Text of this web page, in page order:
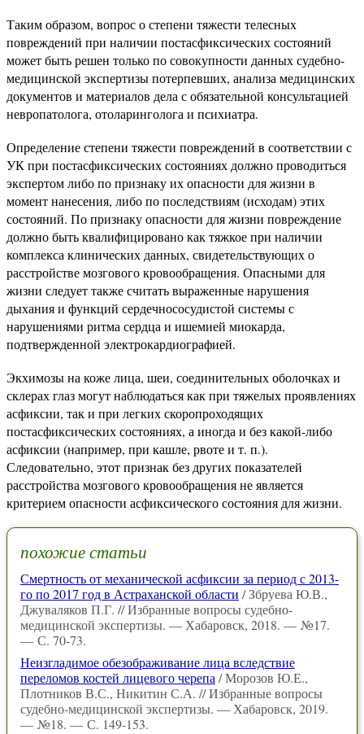
Таким образом, вопрос о степени тяжести телесных
повреждений при наличии постасфиксических состояний
может быть решен только по совокупности данных судебно-
медицинской экспертизы потерпевших, анализа медицинских
документов и материалов дела с обязательной консультацией
невропатолога, отоларинголога и психиатра.
Определение степени тяжести повреждений в соответствии с
УК при постасфиксических состояниях должно проводиться
экспертом либо по признаку их опасности для жизни в
момент нанесения, либо по последствиям (исходам) этих
состояний. По признаку опасности для жизни повреждение
должно быть квалифицировано как тяжкое при наличии
комплекса клинических данных, свидетельствующих о
расстройстве мозгового кровообращения. Опасными для
жизни следует также считать выраженные нарушения
дыхания и функций сердечно­сосудистой системы с
нарушениями ритма сердца и ишемией миокарда,
подтвержденной электрокардиографией.
Экхимозы на коже лица, шеи, соединительных оболочках и
склерах глаз могут наблюдаться как при тяжелых проявлениях
асфиксии, так и при легких скоропроходящих
постасфиксических состояниях, а иногда и без какой-либо
асфиксии (например, при кашле, рвоте и т. п.).
Следовательно, этот признак без других показателей
расстройства мозгового кровообращения не является
критерием опасности асфиксического состояния для жизни.
похожие статьи
Смертность от механической асфиксии за период с 2013-
го по 2017 год в Астраханской области / Збруева Ю.В.,
Джуваляков П.Г. // Избранные вопросы судебно-
медицинской экспертизы. — Хабаровск, 2018. — №17.
— С. 70-73.
Неизгладимое обезображивание лица вследствие
переломов костей лицевого черепа/ Морозов Ю.Е.,
Плотников В.С., Никитин С.А. // Избранные вопросы
судебно-медицинской экспертизы. — Хабаровск, 2019.
— №18. — С. 149-153.